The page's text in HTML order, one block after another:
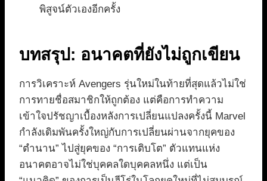
พิสูจน์ตัวเองอีกครั้ง
บทสรุป: อนาคตที่ยังไม่ถูกเขียน
การวิเคราะห์ Avengers รุ่นใหม่ในท้ายที่สุดแล้วไม่ใช่
การทายชื่อสมาชิกให้ถูกต้อง แต่คือการทำความ
เข้าใจปรัชญาเบื้องหลังการเปลี่ยนแปลงครั้งนี้ Marvel
กำลังเดิมพันครั้งใหญ่กับการเปลี่ยนผ่านจากยุคของ
“ตำนาน” ไปสู่ยุคของ “การเติบโต” ตัวแทนแห่ง
อนาคตอาจไม่ใช่บุคคลใดบุคคลหนึ่ง แต่เป็น